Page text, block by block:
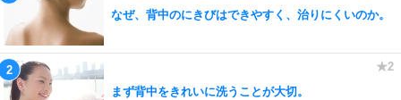
なぜ、背中のにきびはできやすく、治りにくいのか。
まず背中をきれいに洗うことが大切。